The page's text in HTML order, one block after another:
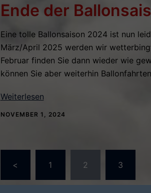
Ende der
Eine tolle Ballonsaison 2024 ist nun
März/April 2025 werden wir
Februar finden Sie dann wieder wie
können Sie aber weiterhin
Weiterlesen
NOVEMBER 1, 2024
der
< 1 2 3